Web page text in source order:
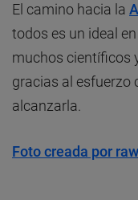
El camino hacia la
todos es un ideal
muchos científicos
gracias al esfuerzo
alcanzarla.
Foto creada por